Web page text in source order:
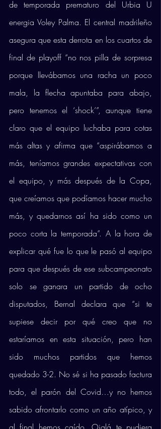
de temporada prematuro del Urbia U
energia Voley Palma. El central madrileño
asegura que esta derrota en los cuartos de
final de playoff “no nos pilla de sorpresa
porque llevábamos una racha un poco
mala, la flecha apuntaba para abajo,
pero tenemos el ‘shock’”, aunque tiene
claro que el equipo luchaba para cotas
más altas y afirma que “aspirábamos a
más, teníamos grandes expectativas con
el equipo, y más después de la Copa,
que creíamos que podíamos hacer mucho
más, y quedarnos así ha sido como un
poco corta la temporada”. A la hora de
explicar qué fue lo que le pasó al equipo
para que después de ese subcampeonato
solo se ganara un partido de ocho
disputados, Bernal declara que “si te
supiese decir por qué creo que no
estaríamos en esta situación, pero han
sido muchos partidos que hemos
quedado 3-2. No sé si ha pasado factura
todo, el parón del Covid…y no hemos
sabido afrontarlo como un año atípico, y